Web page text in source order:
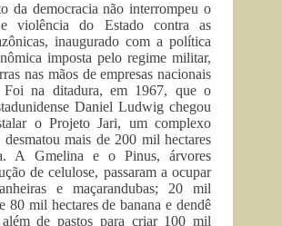
da democracia não interrompeu o
violência do Estado contra as
inaugurado com a política
imposta pelo regime militar,
nas mãos de empresas nacionais
Foi na ditadura, em 1967, que o
Daniel Ludwig chegou
o Projeto Jari, um complexo
mais de 200 mil hectares
A Gmelina e o Pinus, árvores
de celulose, passaram a ocupar
e maçarandubas; 20 mil
80 mil hectares de banana e dendê
de pastos para criar 100 mil